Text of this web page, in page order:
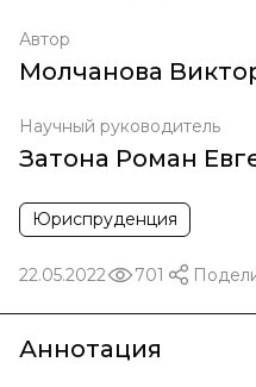
Автор
Молчанова
Научный руководитель
Затона Роман
Юриспруденция
22.05.2022 701
Аннотация